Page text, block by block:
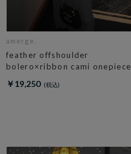
amerge.
feather offshoulder
bolero×ribbon cami onepiece
￥19,250